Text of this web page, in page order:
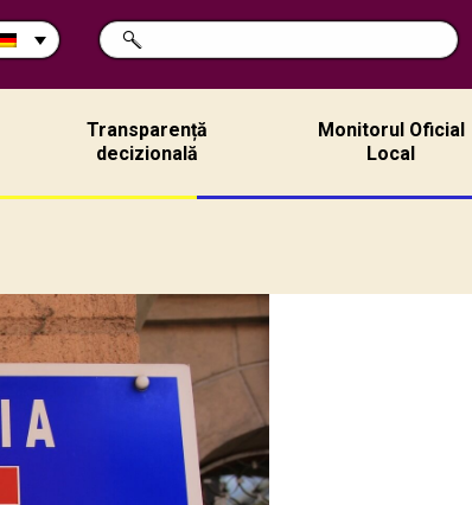
Durchsuchen
Sie
SUCHE
Transparență
decizională
Monitorul Oficial
Local